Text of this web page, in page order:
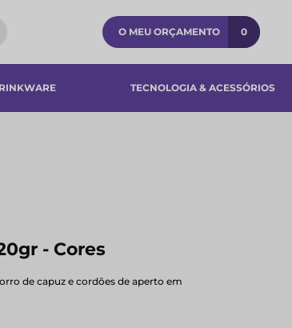
O MEU ORÇAMENTO 0
TECNOLOGIA & ACESSÓRIOS​
- Cores
de capuz e cordões de aperto em